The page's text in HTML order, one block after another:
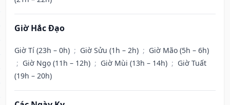
Giờ Hắc Đạo
Giờ Tí (23h – 0h) ; Giờ Sửu (1h – 2h) ; Giờ Mão (5h – 6h)
; Giờ Ngọ (11h – 12h) ; Giờ Mùi (13h – 14h) ; Giờ Tuất
(19h – 20h)